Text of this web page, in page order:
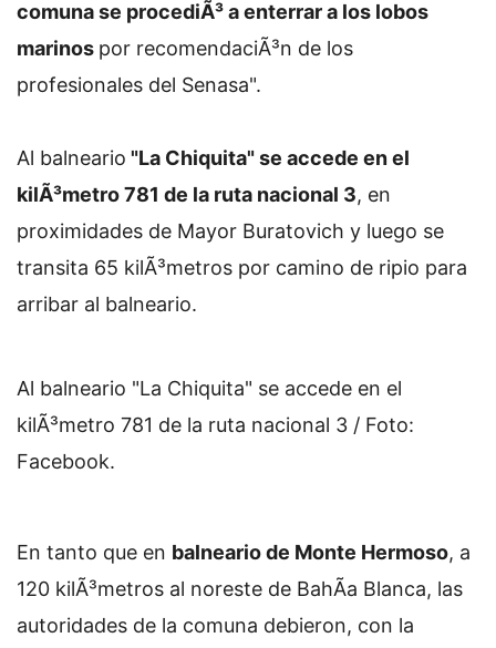
comuna se procediÃ³ a enterrar a los lobos
marinos por recomendaciÃ³n de los
profesionales del Senasa".
Al balneario "La Chiquita" se accede en el
kilÃ³metro 781 de la ruta nacional 3, en
proximidades de Mayor Buratovich y luego se
transita 65 kilÃ³metros por camino de ripio para
arribar al balneario.
Al balneario "La Chiquita" se accede en el
kilÃ³metro 781 de la ruta nacional 3 / Foto:
Facebook.
En tanto que en balneario de Monte Hermoso, a
120 kilÃ³metros al noreste de BahÃ­a Blanca, las
autoridades de la comuna debieron, con la